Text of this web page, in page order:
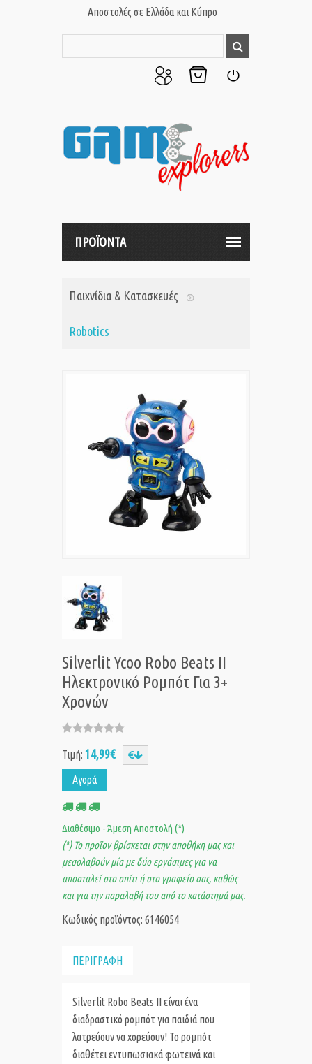
Αποστολές σε Ελλάδα και Κύπρο
μου
ΠΡΟΪΟΝΤΑ
Παιχνίδια & Κατασκευές
Robotics
Silverlit Ycoo Robo Beats II
Ηλεκτρονικό Ρομπότ Για 3+
Χρονών
Τιμή: 14,99€
Αγορά
Διαθέσιμο - Άμεση Αποστολή (*)
(*) Το προϊον βρίσκεται στην αποθήκη μας και
μεσολαβούν μία με δύο εργάσιμες για να
αποσταλεί στο σπίτι ή στο γραφείο σας, καθώς
και για την παραλαβή του από το κατάστημά μας.
Κωδικός προϊόντος: 6146054
ΠΕΡΙΓΡΑΦΗ
Silverlit Robo Beats II είναι ένα
διαδραστικό ρομπότ για παιδιά που
λατρεύουν να χορεύουν! Το ρομπότ
διαθέτει εντυπωσιακά φωτεινά και